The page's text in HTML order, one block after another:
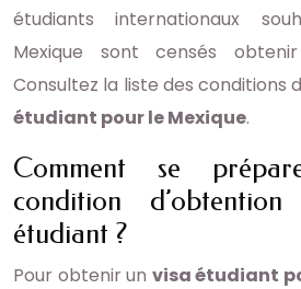
étudiants internationaux
Mexique sont censés
Consultez la liste des conditions
étudiant pour le Mexique.
Comment se
condition
étudiant ?
Pour obtenir un visa étudiant